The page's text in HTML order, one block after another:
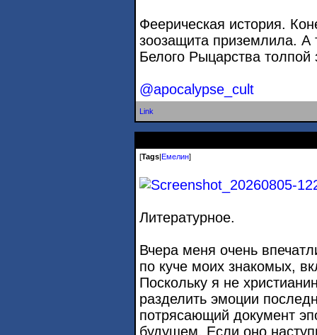
Феерическая история.
зоозащита приземлила. А
Белого Рыцарства толпой
@apocalypse_cult
Link
[Tags Емелин]
Литературное.
Вчера меня очень
по куче моих знакомых,
Поскольку я не
разделить эмоции
потрясающий документ
будущем. Если оно